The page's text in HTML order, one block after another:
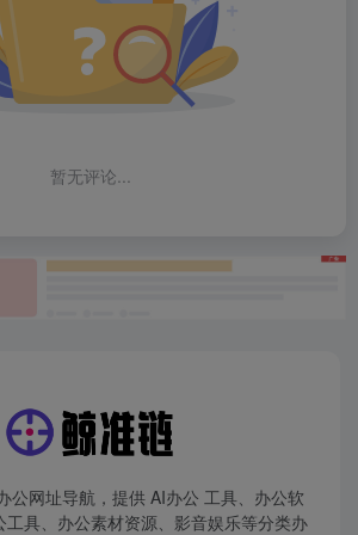
暂无评论...
公网址导航，提供 AI办公 工具、办公软
工具、办公素材资源、影音娱乐等分类办